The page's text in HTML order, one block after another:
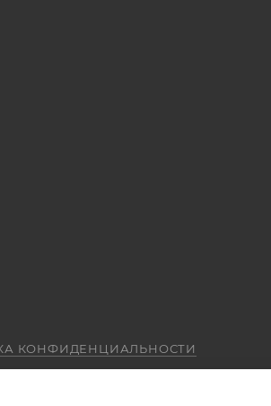
КОНФИДЕНЦИАЛЬНОСТИ